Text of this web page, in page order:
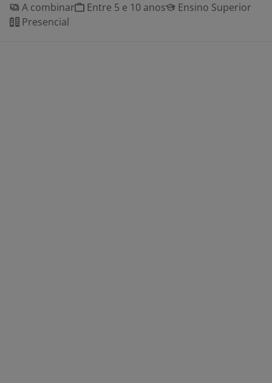
A combinar
Entre 5 e 10 anos
Ensino Superior
Presencial